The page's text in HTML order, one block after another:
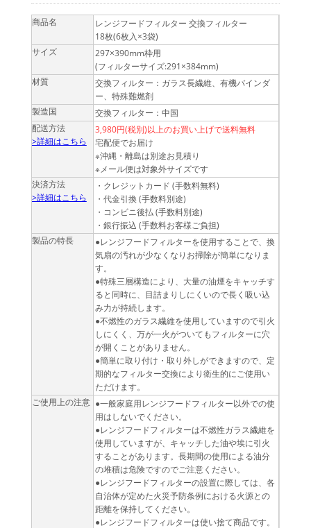
商品名
レンジフードフィルター 交換フィルター
18枚(6枚入×3袋)
サイズ
297×390mm枠用
(フィルターサイズ:291×384mm)
材質
交換フィルター：ガラス長繊維、有機バインダ
ー、特殊難燃剤
製造国
交換フィルター：中国
配送方法
>詳細はこちら
3,980円(税別)以上のお買い上げで送料無料
宅配便でお届け
※沖縄・離島は別途お見積り
※メール便は対象外サイズです
決済方法
>詳細はこちら
・クレジットカード (手数料無料)
・代金引換 (手数料別途)
・コンビニ後払 (手数料別途)
・銀行振込 (手数料お客様ご負担)
製品の特長
●レンジフードフィルターを使用することで、換
気扇の汚れが少なくなりお掃除が簡単になりま
す。
●特殊三層構造により、大量の油煙をキャッチす
ると同時に、目詰まりしにくいので長く吸い込
み力が持続します。
●不燃性のガラス繊維を使用していますので引火
しにくく、万が一火がついてもフィルターに穴
が開くことがありません。
●簡単に取り付け・取り外しができますので、定
期的なフィルター交換により衛生的にご使用い
ただけます。
ご使用上の注意 ●一般家庭用レンジフードフィルター以外での使
用はしないでください。
●レンジフードフィルターは不燃性ガラス繊維を
使用していますが、キャッチした油や埃に引火
することがあります。長期間の使用による油分
の堆積は危険ですのでご注意ください。
●レンジフードフィルターの設置に際しては、各
自治体が定めた火災予防条例における火源との
距離を保持してください。
●レンジフードフィルターは使い捨て商品です。